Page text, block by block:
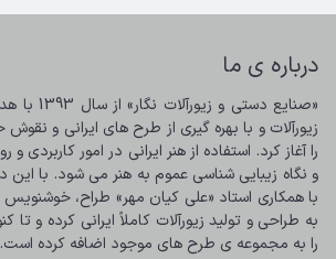
درباره ی ما
را به مجموعه ی طرح های موجود اضافه کرده است.